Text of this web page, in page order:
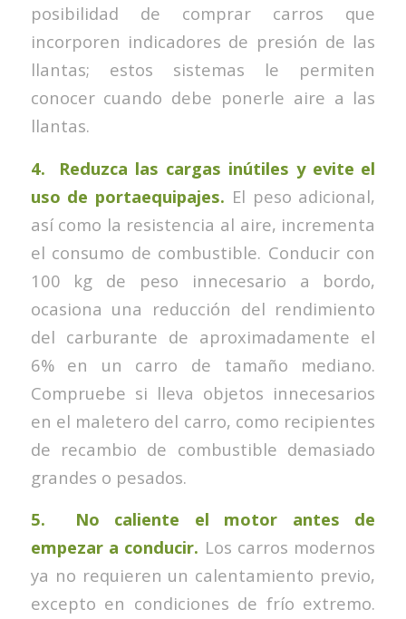
posibilidad de comprar carros que
incorporen indicadores de presión de las
llantas; estos sistemas le permiten
conocer cuando debe ponerle aire a las
llantas.
4. Reduzca las cargas inútiles y evite el
uso de portaequipajes. El peso adicional,
así como la resistencia al aire, incrementa
el consumo de combustible. Conducir con
100 kg de peso innecesario a bordo,
ocasiona una reducción del rendimiento
del carburante de aproximadamente el
6% en un carro de tamaño mediano.
Compruebe si lleva objetos innecesarios
en el maletero del carro, como recipientes
de recambio de combustible demasiado
grandes o pesados.
5. No caliente el motor antes de
empezar a conducir. Los carros modernos
ya no requieren un calentamiento previo,
excepto en condiciones de frío extremo.